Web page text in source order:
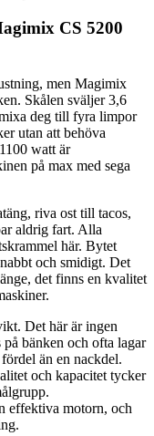
CS 5200
men Magimix
Skålen sväljer 3,6
deg till fyra limpor
utan att behöva
watt är
på max med sega
riva ost till tacos,
aldrig fart. Alla
här. Bytet
och smidigt. Det
det finns en kvalitet
Det här är ingen
bänken och ofta lagar
än en nackdel.
och kapacitet tycker
effektiva motorn, och